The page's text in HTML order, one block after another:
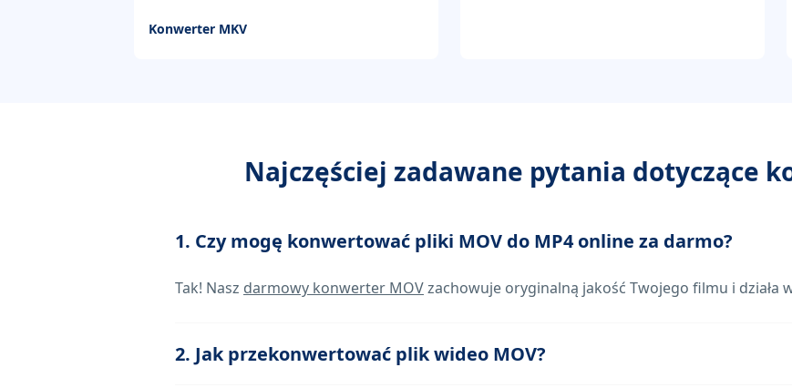
Konwerter MKV
Najczęściej zadawane pytania dotyczące
1. Czy mogę konwertować pliki MOV do MP4 online za darmo?
Tak! Nasz darmowy konwerter MOVzachowuje oryginalną jakość Twojego filmu i działa
2. Jak przekonwertować plik wideo MOV?